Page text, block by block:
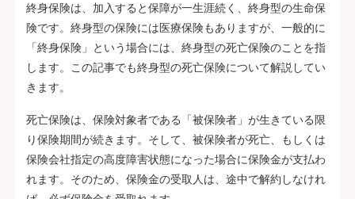
終身保険は、加入すると保障が一生涯続く、終身型の生命保
険です。終身型の保険には医療保険もありますが、一般的に
「終身保険」という場合には、終身型の死亡保険のことを指
します。この記事でも終身型の死亡保険について解説してい
きます。
死亡保険は、保険対象者である「被保険者」が生きている限
り保険期間が続きます。そして、被保険者が死亡、もしくは
保険会社指定の高度障害状態になった場合に保険金が支払わ
れます。そのため、保険金の受取人は、途中で解約しなけれ